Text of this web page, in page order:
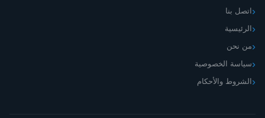
اتصل بنا
الرئيسية
من نحن
سياسة الخصوصية
الشروط والأحكام